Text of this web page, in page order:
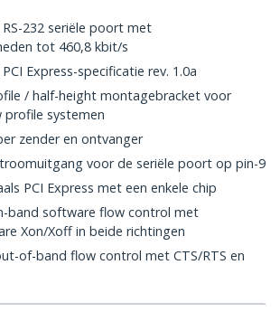
232 seriële poort met
tot 460,8 kbit/s
Express-specificatie rev. 1.0a
/ half-height montagebracket voor
profile systemen
zender en ontvanger
voor de seriële poort op pin-9
PCI Express met een enkele chip
band software flow control met
Xon/Xoff in beide richtingen
of-band flow control met CTS/RTS en